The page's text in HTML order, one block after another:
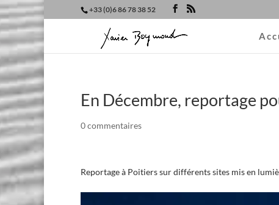
+33 (0)6 86 78 38 52
En Décembre, reportage
0 commentaires
Reportage à Poitiers sur différents sites mis en